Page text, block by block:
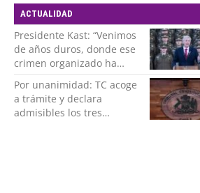
ACTUALIDAD
Presidente Kast: “Venimos
de años duros, donde ese
crimen organizado ha
ocupado un lugar que no
le corresponde”
Por unanimidad: TC acoge
a trámite y declara
admisibles los tres